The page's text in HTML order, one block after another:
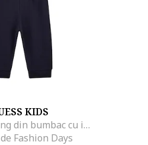
KIDS
Set de trening din bumbac cu imprimeu logo - 3 Piese
Fashion Days